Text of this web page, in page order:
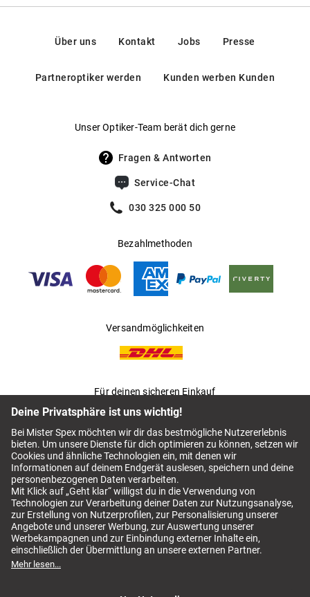
Über uns Kontakt Jobs Presse
Partneroptiker werden Kunden werben Kunden
Unser Optiker-Team berät dich gerne
Fragen & Antworten
Service-Chat
030 325 000 50
Bezahlmethoden
Versandmöglichkeiten
Für deinen sicheren Einkauf
AGB Mister Spex Switch AGB Impressum
Datenschutz